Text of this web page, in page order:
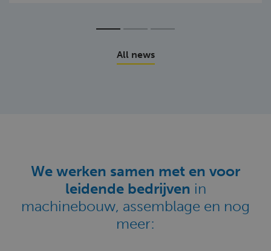
All news
We werken samen met en voor
leidende bedrijven in
machinebouw, assemblage en nog
meer: